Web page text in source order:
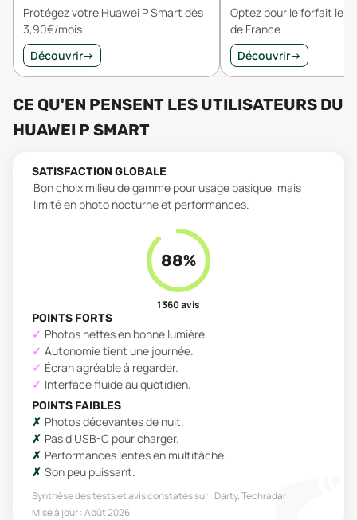
Protégez votre Huawei P Smart dès
3,90€/mois
Découvrir→
Optez pour le forfait le
de France
Découvrir→
CE QU'EN PENSENT LES UTILISATEURS DU
HUAWEI P SMART
SATISFACTION GLOBALE
Bon choix milieu de gamme pour usage basique, mais
limité en photo nocturne et performances.
88%
1 360avis
POINTS FORTS
Photos nettes en bonne lumière.
Autonomie tient une journée.
Écran agréable à regarder.
Interface fluide au quotidien.
POINTS FAIBLES
Photos décevantes de nuit.
Pas d'USB-C pour charger.
Performances lentes en multitâche.
Son peu puissant.
Synthèse des tests et avis constatés sur : Darty, Techradar
Mise à jour :Août 2026